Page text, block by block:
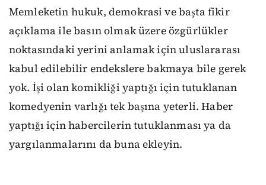
Memleketin hukuk, demokrasi ve başta fikir
açıklama ile basın olmak üzere özgürlükler
noktasındaki yerini anlamak için uluslararası
kabul edilebilir endekslere bakmaya bile gerek
yok. İşi olan komikliği yaptığı için tutuklanan
komedyenin varlığı tek başına yeterli. Haber
yaptığı için habercilerin tutuklanması ya da
yargılanmalarını da buna ekleyin.